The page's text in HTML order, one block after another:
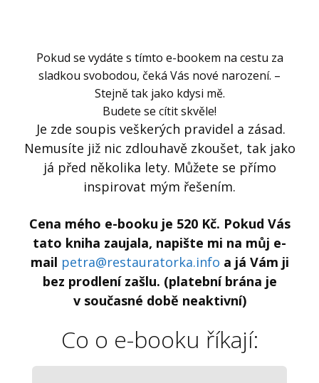
Pokud se vydáte s tímto e-bookem na cestu za
sladkou svobodou, čeká Vás nové narození. –
Stejně tak jako kdysi mě.
Budete se cítit skvěle!
Je zde soupis veškerých pravidel a zásad.
Nemusíte již nic zdlouhavě zkoušet, tak jako
já před několika lety. Můžete se přímo
inspirovat mým řešením.
Cena mého e-booku je 520 Kč. Pokud Vás
tato kniha zaujala, napište mi na můj e-
mail petra@restauratorka.info a já Vám ji
bez prodlení zašlu. (platební brána je
v současné době neaktivní)
Co o e-booku říkají: